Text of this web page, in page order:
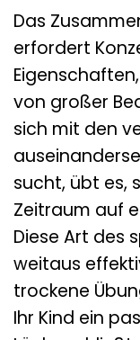
Das
erfordert
von großer
sich mit den
sucht, übt es,
Zeitraum auf
Diese Art des
weitaus
trockene
Ihr Kind ein